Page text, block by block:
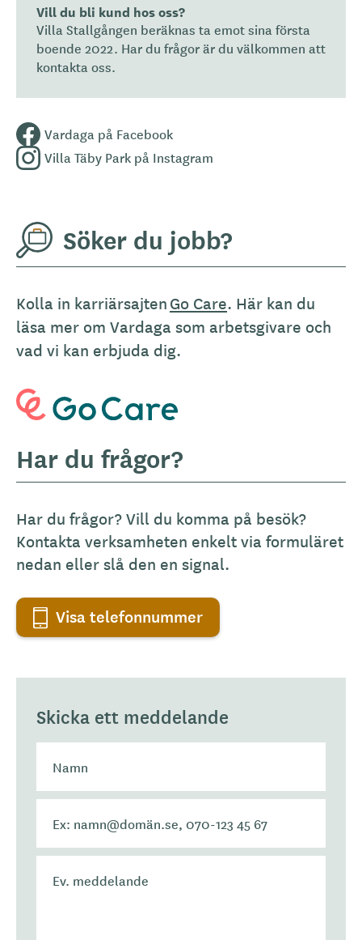
Vill du bli kund hos oss?
Villa Stallgången beräknas ta emot sina första
boende 2022. Har du frågor är du välkommen att
kontakta oss.
Vardaga på Facebook
Villa Täby Park på Instagram
Söker du jobb?
Kolla in karriärsajtenGo Care. Här kan du
läsa mer om Vardaga som arbetsgivare och
vad vi kan erbjuda dig.
Har du frågor?
Har du frågor? Vill du komma på besök?
Kontakta verksamheten enkelt via formuläret
nedan eller slå den en signal.
Visa telefonnummer
Skicka ett meddelande